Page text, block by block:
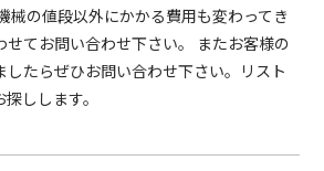
械の値段以外にかかる費用も変わってき
てお問い合わせ下さい。
またお客様の
したらぜひお問い合わせ下さい。リスト
しします。